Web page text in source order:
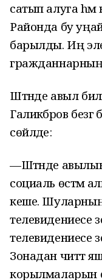
сатып алуга hәм
Районда бу
барылды. Иң элек
Штәнде авыл
Галиәкбәров
сөйләде:
—Штәнде
социаль өстәмә
кеше.
телевидениесе
телевидениесе
Зонадан читтә
корылмаларын